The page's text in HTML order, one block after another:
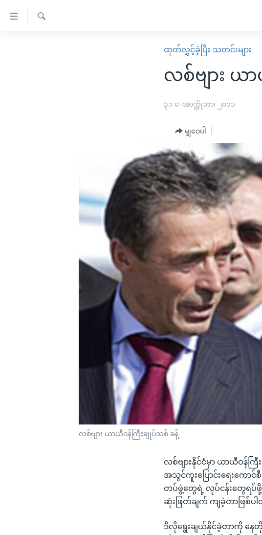
ရုပ်ရှင်ထဲက အင်္ဂလိပ်စာ
သုတပဒေသာ အင်္ဂလိပ်စာ
ရေဒီယိုနှင့်ရုပ်သံ အချက်အလက်များ
ရေဒီယို/တီဗွီအစီအစဉ်
ထုတ်လွှင့်ခဲ့ပြီး သတင်းများ
လစ်ဗျား ယ
၃၁ ေအာက္တိုဘာ၊ ၂၀၁၁
မျှဝေပါ
လစ်ဗျား ယာယီဝန်ကြီးချုပ်သစ် ခန့်
လစ်ဗျားနိုင်ငံမှာ ယာယီဝန်ကြီ
အသွင်ကူးပြောင်းရေးကောင်
တပ်ဖွဲ့တွေရဲ့ လုပ်ငန်းတွေရပ်
ဆုံးဖြတ်ချက် ကျခဲ့တာဖြစ်ပ
ဒီလိုရွေးချယ်နိုင်ခဲ့တာကို နေတိုး